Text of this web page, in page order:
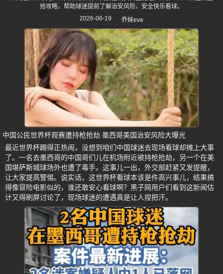
抢攻略，帮助球迷提前了解治安风险，安全快乐看球。
2026-06-19
乔妹eve
中国公民世界杯观赛遭持枪抢劫 墨西哥美国治安风险大曝光
最近世界杯踢得正热闹，没想到咱们中国球迷去现场看球却摊上大事
了。一名去墨西哥的中国哥们儿在机场附近被持枪抢劫，另一个在美
国堪萨斯城球场外也遭了毒手。这事儿一出，外交部赶紧又发提醒，
让大家提高警惕。说实话，这世界杯看球本该是件高兴事儿，结果搞
得像冒险电影似的，谁还敢安心看球啊？黑子网用户们看到这新闻估
计又得刷屏讨论了，现场球迷的遭遇真是让人捏把汗。